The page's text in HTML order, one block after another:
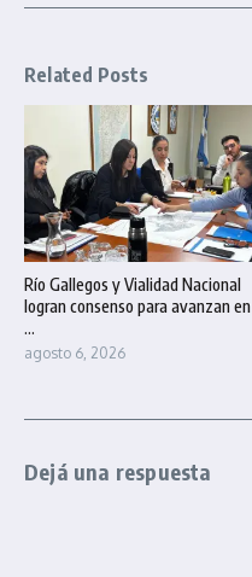
Related Posts
Río Gallegos y Vialidad Nacional
logran consenso para avanzan en
...
agosto 6, 2026
Dejá una respuesta